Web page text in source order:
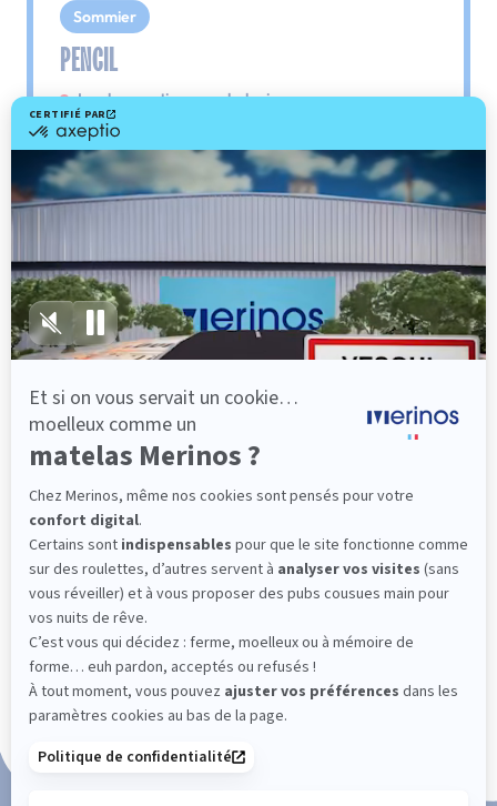
Sommier
PENCIL
Le plus : soutien morphologique
Grâce à ses 3 zones de confort, le sommier
Pencil vous assure tout son soutien. Avec les
épaules, le dos et le bassin qui reposent sur ses
lattes, vous évitez les douleurs au petit matin.
Découvrir
Marque Française
101 nuits d'essai*
Paiement en 3x ou 4x sans frais